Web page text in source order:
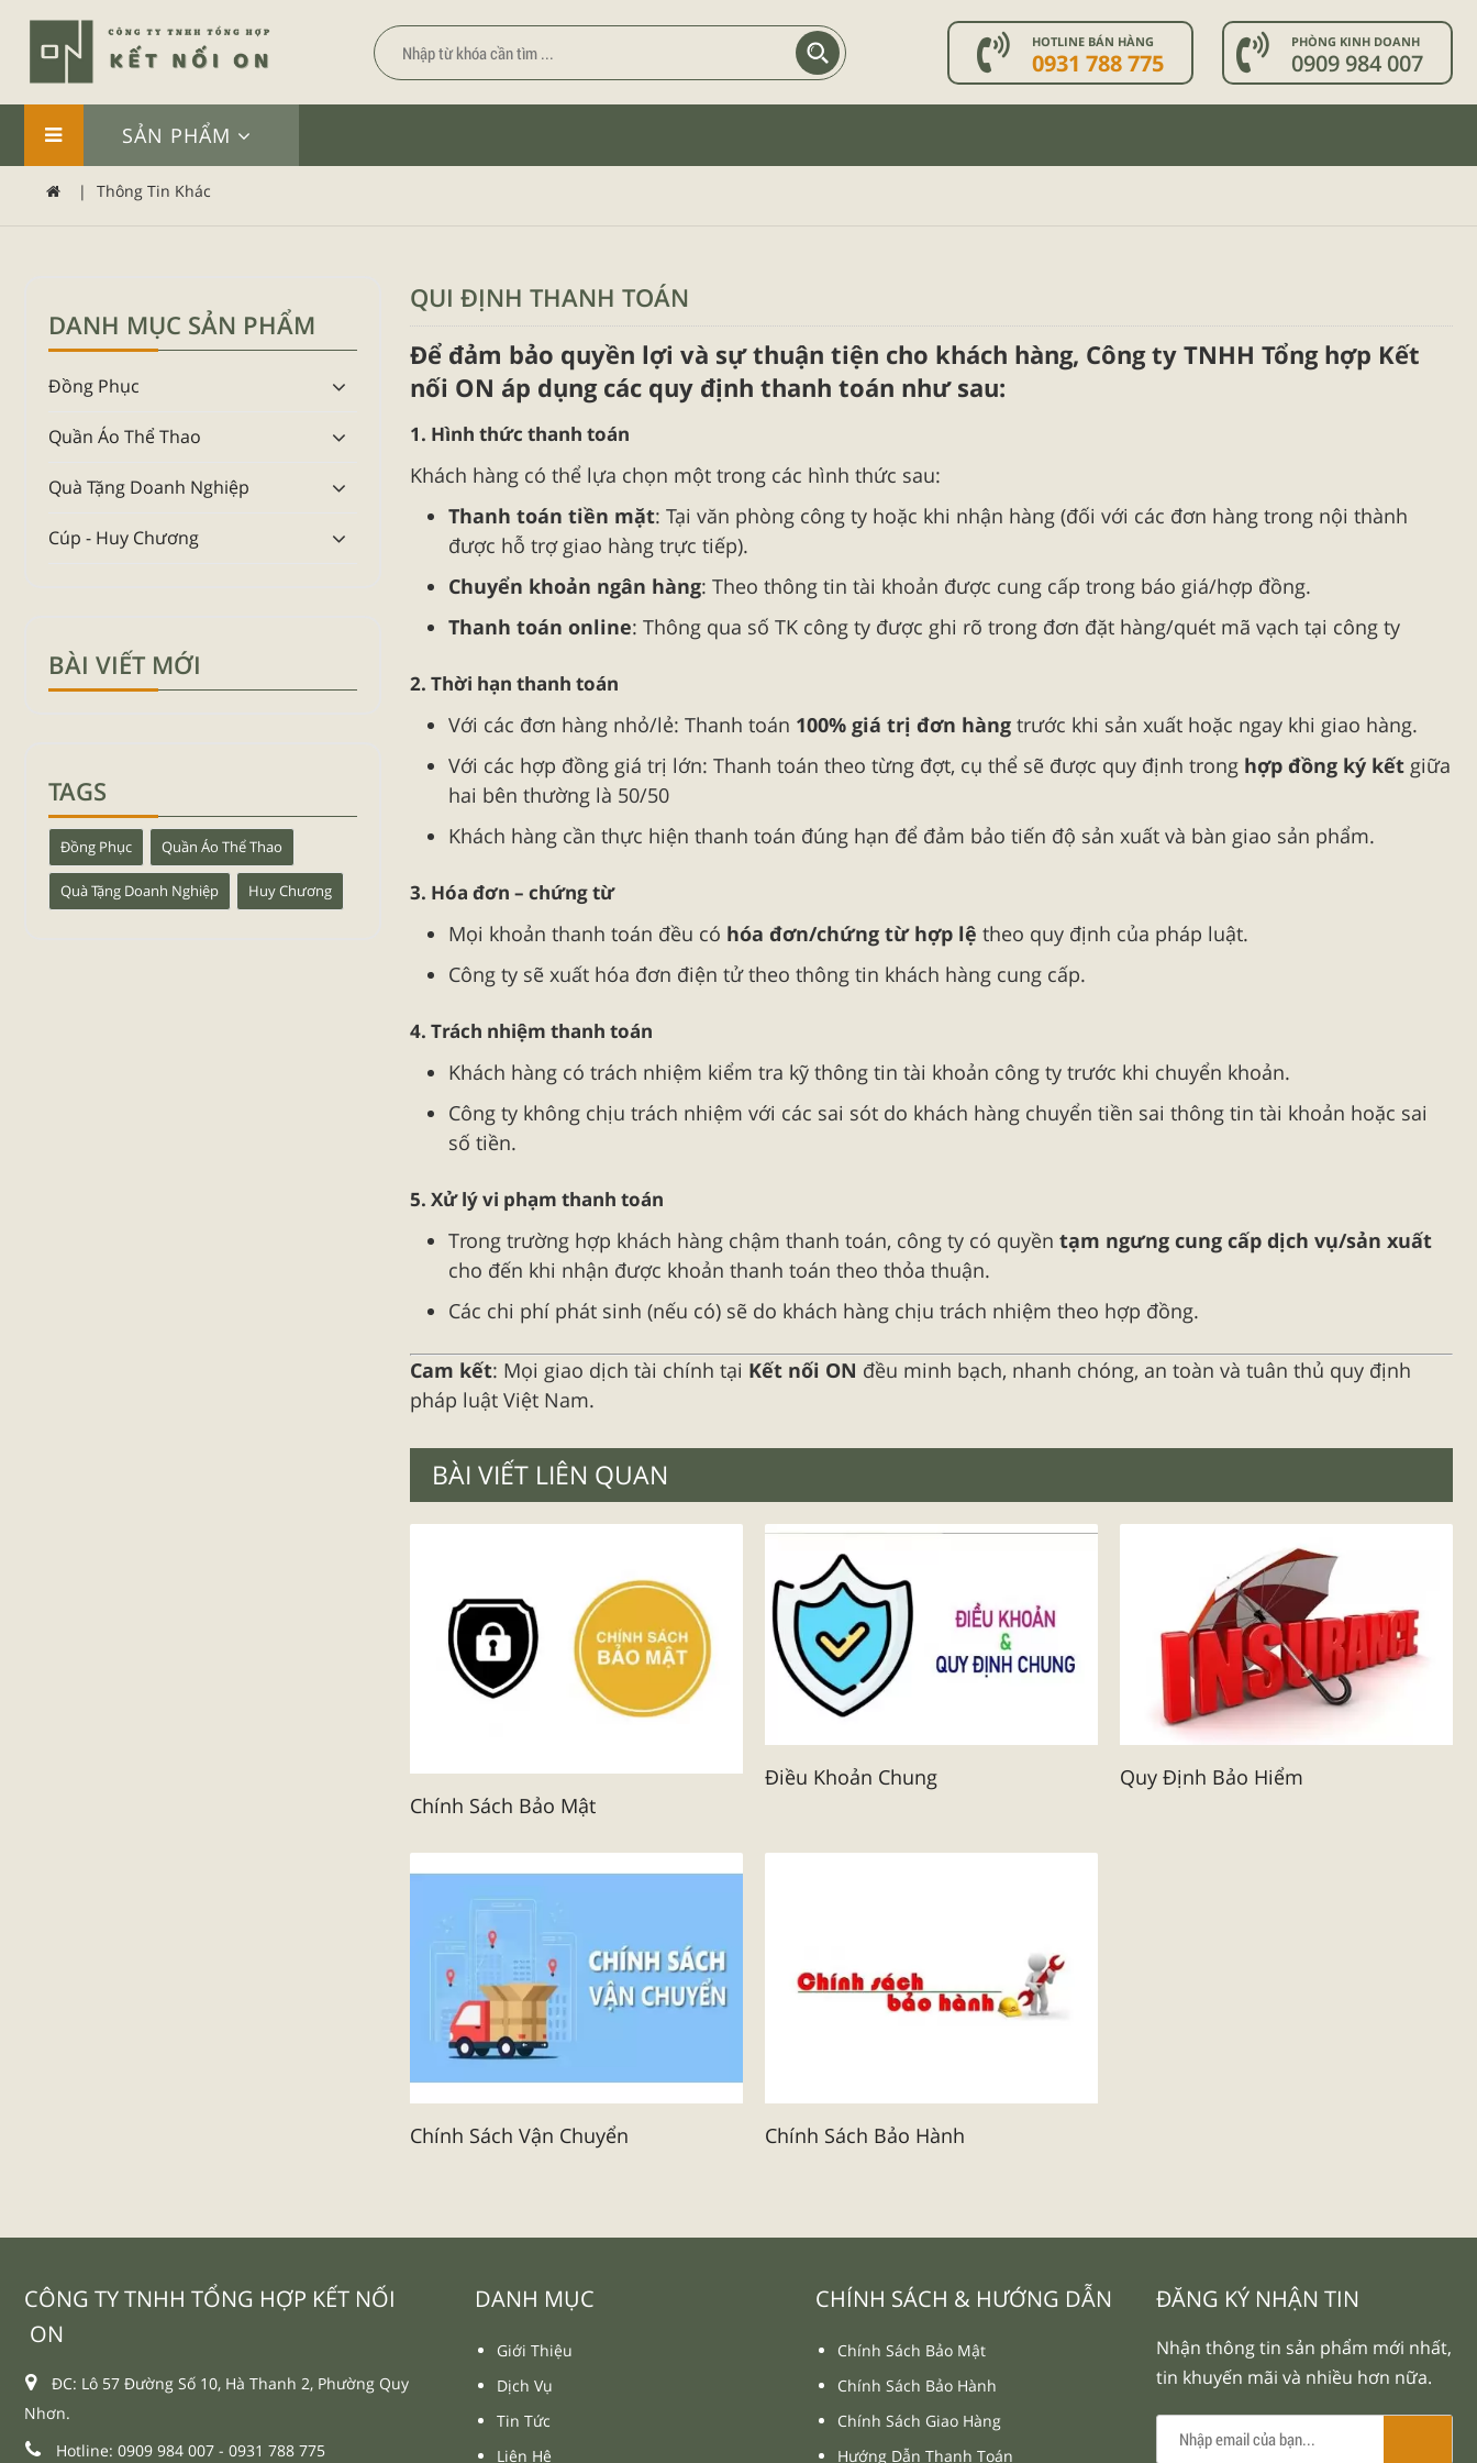
HOTLINE BÁN HÀNG
0931 788 775
PHÒNG KINH DOANH
0909 984 007
SẢN PHẨM
| Thông Tin Khác
QUI ĐỊNH THANH TOÁN
Để đảm bảo quyền lợi và sự thuận tiện cho khách hàng, Công ty TNHH Tổng hợp Kết
nối ON áp dụng các quy định thanh toán như sau:
1. Hình thức thanh toán
Khách hàng có thể lựa chọn một trong các hình thức sau:
Thanh toán tiền mặt: Tại văn phòng công ty hoặc khi nhận hàng (đối với các đơn hàng trong nội thành
được hỗ trợ giao hàng trực tiếp).
Chuyển khoản ngân hàng: Theo thông tin tài khoản được cung cấp trong báo giá/hợp đồng.
Thanh toán online: Thông qua số TK công ty được ghi rõ trong đơn đặt hàng/quét mã vạch tại công ty
2. Thời hạn thanh toán
Với các đơn hàng nhỏ/lẻ: Thanh toán 100% giá trị đơn hàng trước khi sản xuất hoặc ngay khi giao hàng.
Với các hợp đồng giá trị lớn: Thanh toán theo từng đợt, cụ thể sẽ được quy định trong hợp đồng ký kết giữa
hai bên thường là 50/50
Khách hàng cần thực hiện thanh toán đúng hạn để đảm bảo tiến độ sản xuất và bàn giao sản phẩm.
3. Hóa đơn – chứng từ
Mọi khoản thanh toán đều có hóa đơn/chứng từ hợp lệ theo quy định của pháp luật.
Công ty sẽ xuất hóa đơn điện tử theo thông tin khách hàng cung cấp.
4. Trách nhiệm thanh toán
Khách hàng có trách nhiệm kiểm tra kỹ thông tin tài khoản công ty trước khi chuyển khoản.
Công ty không chịu trách nhiệm với các sai sót do khách hàng chuyển tiền sai thông tin tài khoản hoặc sai
số tiền.
5. Xử lý vi phạm thanh toán
Trong trường hợp khách hàng chậm thanh toán, công ty có quyền tạm ngưng cung cấp dịch vụ/sản xuất
cho đến khi nhận được khoản thanh toán theo thỏa thuận.
Các chi phí phát sinh (nếu có) sẽ do khách hàng chịu trách nhiệm theo hợp đồng.
Cam kết: Mọi giao dịch tài chính tại Kết nối ON đều minh bạch, nhanh chóng, an toàn và tuân thủ quy định
pháp luật Việt Nam.
BÀI VIẾT LIÊN QUAN
Chính Sách Bảo Mật
Điều Khoản Chung Quy Định Bảo Hiểm
Chính Sách Vận Chuyển Chính Sách Bảo Hành
DANH MỤC SẢN PHẨM
Đồng Phục
Quần Áo Thể Thao
Quà Tặng Doanh Nghiệp
Cúp - Huy Chương
BÀI VIẾT MỚI
TAGS
Đồng Phục Quần Áo Thể Thao
Quà Tặng Doanh Nghiệp Huy Chương
CÔNG TY TNHH TỔNG HỢP KẾT NỐI
ON
ĐC: Lô 57 Đường Số 10, Hà Thanh 2, Phường Quy
Nhơn.
Hotline: 0909 984 007 - 0931 788 775
DANH MỤC
Giới Thiệu
Dịch Vụ
Tin Tức
Liên Hệ
CHÍNH SÁCH & HƯỚNG DẪN
Chính Sách Bảo Mật
Chính Sách Bảo Hành
Chính Sách Giao Hàng
Hướng Dẫn Thanh Toán
ĐĂNG KÝ NHẬN TIN
Nhận thông tin sản phẩm mới nhất,
tin khuyến mãi và nhiều hơn nữa.